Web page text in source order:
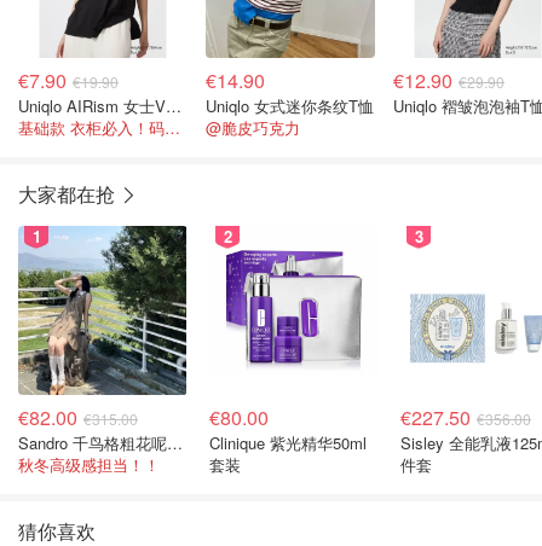
€7.90 €19.90
Uniqlo AIRism 女士V领T恤
基础款 衣柜必入！码数齐全
€14.90
Uniqlo 女式迷你条纹T恤
@脆皮巧克力
€12.90 €29.90
Uniqlo 褶皱泡泡袖T
大家都在抢
1
€82.00 €315.00
Sandro 千鸟格粗花呢连衣裙
秋冬高级感担当！！
2
€80.00
Clinique 紫光精华50ml
套装
3
€227.50 €356.00
Sisley 全能乳液
件套
猜你喜欢